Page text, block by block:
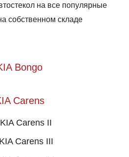
на все популярные
собственном складе
Bongo
Carens
KIA Carens II
KIA Carens III